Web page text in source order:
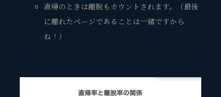
直帰のときは離脱もカウントされます。（最後
に離れたページであることは一緒ですから
ね！）